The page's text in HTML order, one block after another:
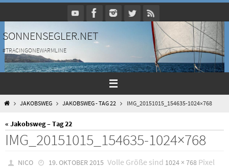
Inhalt
springen
SONNENSEGLER.NET
#TRACINGONEWARMLINE
HOMEJAKOBSWEG JAKOBSWEG - TAG 22 IMG_20151015_154635-1024×768
« Jakobsweg – Tag 22
IMG_20151015_154635-1024×768
NICO 19. OKTOBER 2015 Volle Größe sind 1024 × 768Pixel